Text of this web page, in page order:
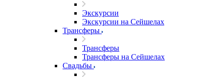
Экскурсии
Экскурсии на Сейшелах
Трансферы
Трансферы
Трансферы на Сейшелах
Свадьбы